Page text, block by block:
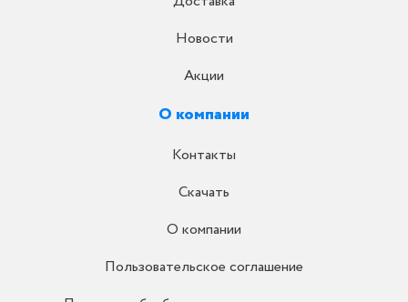
Новости
Акции
О компании
Контакты
Скачать
О компании
Пользовательское соглашение